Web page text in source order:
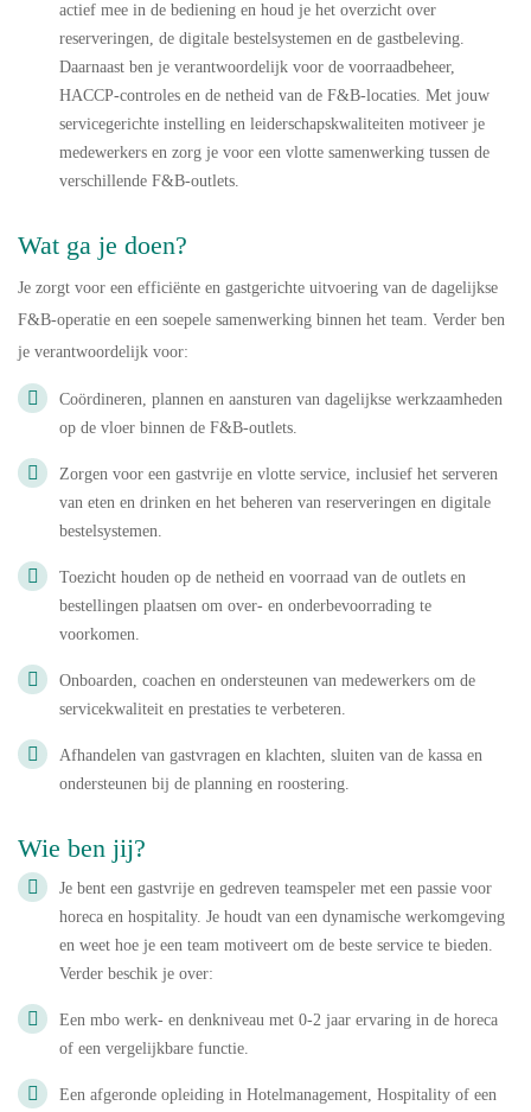
actief mee in de bediening en houd je het overzicht over
reserveringen, de digitale bestelsystemen en de gastbeleving.
Daarnaast ben je verantwoordelijk voor de voorraadbeheer,
HACCP-controles en de netheid van de F&B-locaties. Met jouw
servicegerichte instelling en leiderschapskwaliteiten motiveer je
medewerkers en zorg je voor een vlotte samenwerking tussen de
verschillende F&B-outlets.
Wat ga je doen?
Je zorgt voor een efficiënte en gastgerichte uitvoering van de dagelijkse
F&B-operatie en een soepele samenwerking binnen het team. Verder ben
je verantwoordelijk voor:
Coördineren, plannen en aansturen van dagelijkse werkzaamheden
op de vloer binnen de F&B-outlets.
Zorgen voor een gastvrije en vlotte service, inclusief het serveren
van eten en drinken en het beheren van reserveringen en digitale
bestelsystemen.
Toezicht houden op de netheid en voorraad van de outlets en
bestellingen plaatsen om over- en onderbevoorrading te
voorkomen.
Onboarden, coachen en ondersteunen van medewerkers om de
servicekwaliteit en prestaties te verbeteren.
Afhandelen van gastvragen en klachten, sluiten van de kassa en
ondersteunen bij de planning en roostering.
Wie ben jij?
Je bent een gastvrije en gedreven teamspeler met een passie voor
horeca en hospitality. Je houdt van een dynamische werkomgeving
en weet hoe je een team motiveert om de beste service te bieden.
Verder beschik je over:
Een mbo werk- en denkniveau met 0-2 jaar ervaring in de horeca
of een vergelijkbare functie.
Een afgeronde opleiding in Hotelmanagement, Hospitality of een